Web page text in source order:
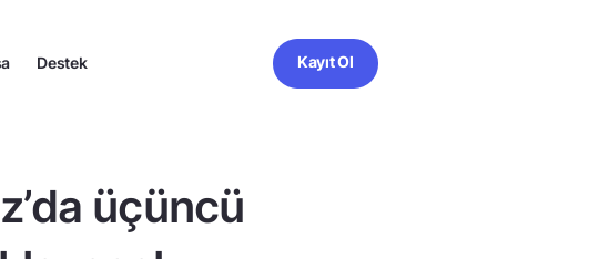
Destek Kayıt Ol
üçüncü